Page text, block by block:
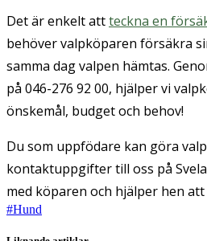
Det är enkelt attteckna en
behöver valpköparen försäkra
samma dag valpen hämtas.
på 046-276 92 00, hjälper vi
önskemål, budget och behov!
Du som uppfödare kan göra
kontaktuppgifter till oss på
med köparen och hjälper hen
#Hund